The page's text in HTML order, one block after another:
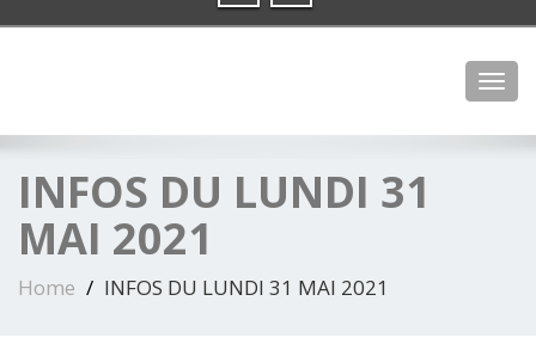
INFOS DU LUNDI 31
MAI 2021
Home INFOS DU LUNDI 31 MAI 2021